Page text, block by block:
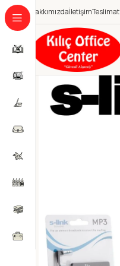
HakkımızdaİletişimTeslimat